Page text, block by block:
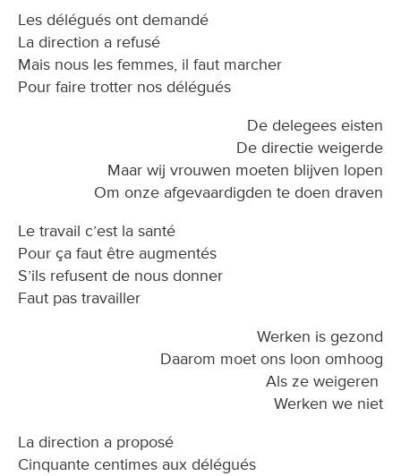
Les délégués ont demandé
La direction a refusé
Mais nous les femmes, il faut marcher
Pour faire trotter nos délégués
De delegees eisten
De directie weigerde
Maar wij vrouwen moeten blijven lopen
Om onze afgevaardigden te doen draven
Le travail c’est la santé
Pour ça faut être augmentés
S’ils refusent de nous donner
Faut pas travailler
Werken is gezond
Daarom moet ons loon omhoog
Als ze weigeren
Werken we niet
La direction a proposé
Cinquante centimes aux délégués